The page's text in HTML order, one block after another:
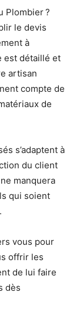
Plombier ?
le devis
à
est détaillé et
artisan
compte de
de
s’adaptent à
du client
manquera
qui soient
vous pour
offrir les
de lui faire
dès